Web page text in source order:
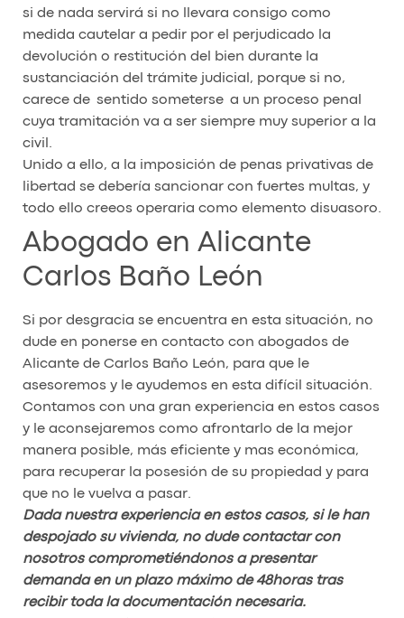
si de nada servirá si no llevara consigo como
medida cautelar a pedir por el perjudicado la
devolución o restitución del bien durante la
sustanciación del trámite judicial, porque si no,
carece de sentido someterse a un proceso penal
cuya tramitación va a ser siempre muy superior a la
civil.
Unido a ello, a la imposición de penas privativas de
libertad se debería sancionar con fuertes multas, y
todo ello creeos operaria como elemento disuasoro.
Abogado en Alicante
Carlos Baño León
Si por desgracia se encuentra en esta situación, no
dude en ponerse en contacto con abogados de
Alicante de Carlos Baño León, para que le
asesoremos y le ayudemos en esta difícil situación.
Contamos con una gran experiencia en estos casos
y le aconsejaremos como afrontarlo de la mejor
manera posible, más eficiente y mas económica,
para recuperar la posesión de su propiedad y para
que no le vuelva a pasar.
Dada nuestra experiencia en estos casos, si le han
despojado su vivienda, no dude contactar con
nosotros comprometiéndonos a presentar
demanda en un plazo máximo de 48horas tras
recibir toda la documentación necesaria.